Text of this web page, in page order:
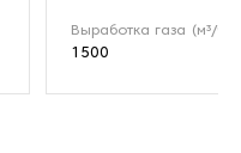
Выработка газа (м³/ч)
1500